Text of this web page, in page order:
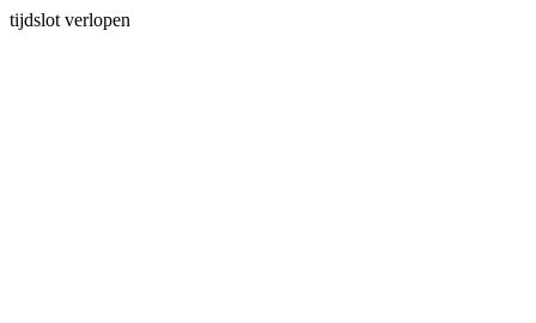
tijdslot verlopen